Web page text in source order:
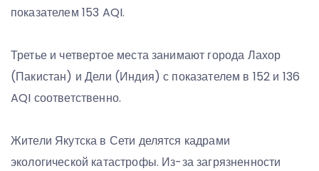
показателем 153 AQI.
Третье и четвертое места занимают города Лахор
(Пакистан) и Дели (Индия) с показателем в 152 и 136
AQI соответственно.
Жители Якутска в Сети делятся кадрами
экологической катастрофы. Из-за загрязненности